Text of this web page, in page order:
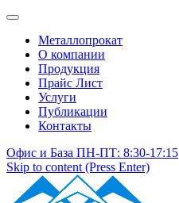
Металлопрокат
О компании
Продукция
Прайс Лист
Услуги
Публикации
Контакты
Офис и База ПН-ПТ: 8:30-17:15
Skip to content (Press Enter)